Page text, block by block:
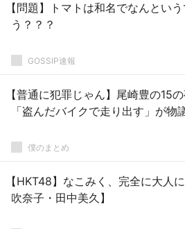
【問題】トマトは和名でなんという
う？？？
GOSSIP速報
【普通に犯罪じゃん】尾崎豊の15
「盗んだバイクで走り出す」が物
僕のまとめ
【HKT48】なこみく、完全に大人
吹奈子・田中美久】